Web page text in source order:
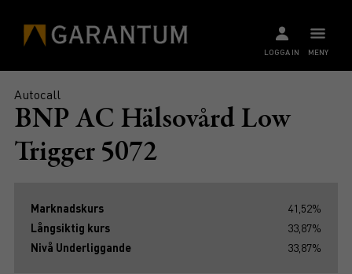
MENY
LOGGA IN
Autocall
BNP AC Hälsovård Low
Trigger 5072
Marknadskurs
41,52%
Långsiktig kurs
33,87%
Nivå Underliggande
33,87%